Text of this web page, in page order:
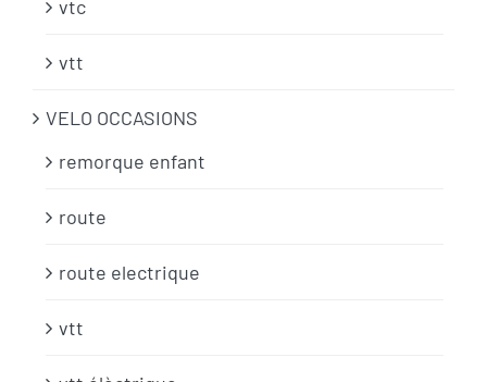
vtc
vtt
VELO OCCASIONS
remorque enfant
route
route electrique
vtt